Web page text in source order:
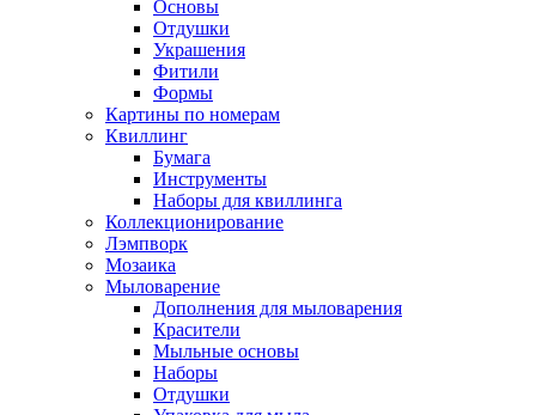
Основы
Отдушки
Украшения
Фитили
Формы
Картины по номерам
Квиллинг
Бумага
Инструменты
Наборы для квиллинга
Коллекционирование
Лэмпворк
Мозаика
Мыловарение
Дополнения для мыловарения
Красители
Мыльные основы
Наборы
Отдушки